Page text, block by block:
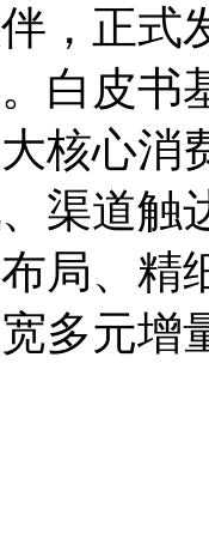
，正式
白皮书
核心消
渠道触
局、精
多元增